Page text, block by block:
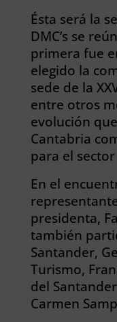
Ésta será la
DMC’s se
primera fue
elegido la
sede de la
entre otros
evolución
Cantabria
para el sector
En el
presidenta,
también
Santander,
Turismo,
del
Carmen